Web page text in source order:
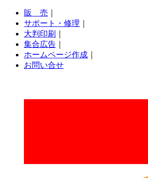
販 売
サポート・修理
大判印刷
集合広告
ホームページ作成
お問い合せ